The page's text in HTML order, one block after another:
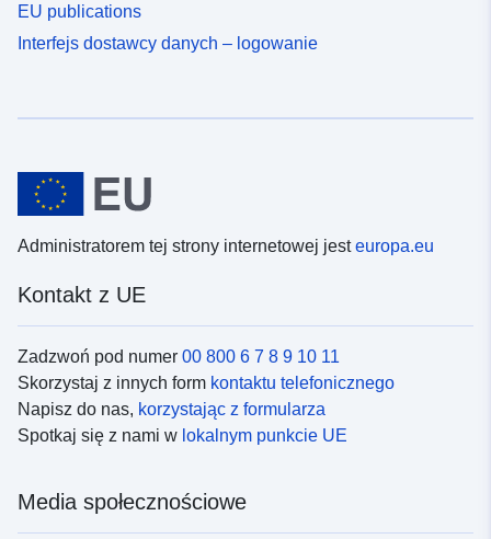
EU publications
Interfejs dostawcy danych – logowanie
Administratorem tej strony internetowej jesteuropa.eu
Kontakt z UE
Zadzwoń pod numer 00 800 6 7 8 9 10 11
Skorzystaj z innych form kontaktu telefonicznego
Napisz do nas, korzystając z formularza
Spotkaj się z nami w lokalnym punkcie UE
Media społecznościowe